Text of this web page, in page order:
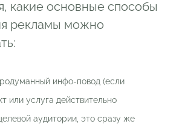
какие основные способы
рекламы можно
инфо-повод (если
или услуга действительно
аудитории, это сразу же